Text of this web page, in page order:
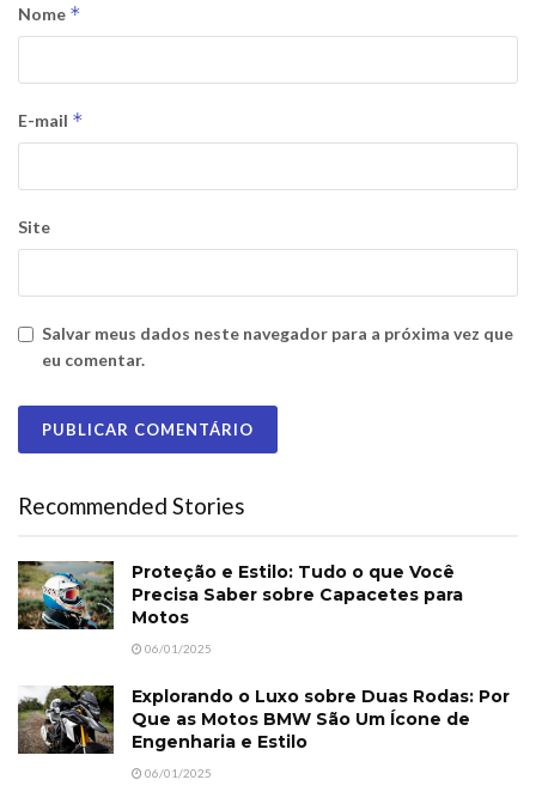
Nome *
E-mail *
Site
Salvar meus dados neste navegador para a próxima vez que
eu comentar.
Recommended Stories
Proteção e Estilo: Tudo o que Você
Precisa Saber sobre Capacetes para
Motos
06/01/2025
Explorando o Luxo sobre Duas Rodas: Por
Que as Motos BMW São Um Ícone de
Engenharia e Estilo
06/01/2025